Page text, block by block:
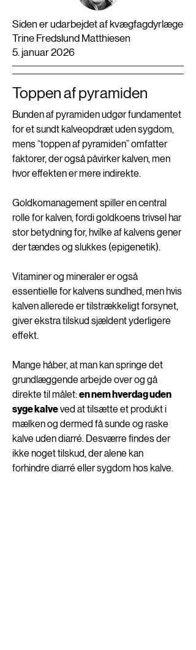
Siden er udarbejdet af kvægfagdyrlæge
Trine Fredslund Matthiesen
5. januar 2026
Toppen af pyramiden
Bunden af pyramiden udgør fundamentet
for et sundt kalveopdræt uden sygdom,
mens “toppen af pyramiden” omfatter
faktorer, der også påvirker kalven, men
hvor effekten er mere indirekte.
Goldkomanagement spiller en central
rolle for kalven, fordi goldkoens trivsel har
stor betydning for, hvilke af kalvens gener
der tændes og slukkes (epigenetik).
Vitaminer og mineraler er også
essentielle for kalvens sundhed, men hvis
kalven allerede er tilstrækkeligt forsynet,
giver ekstra tilskud sjældent yderligere
effekt.
Mange håber, at man kan springe det
grundlæggende arbejde over og gå
direkte til målet: en nem hverdag uden
syge kalve ved at tilsætte et produkt i
mælken og dermed få sunde og raske
kalve uden diarré. Desværre findes der
ikke noget tilskud, der alene kan
forhindre diarré eller sygdom hos kalve.